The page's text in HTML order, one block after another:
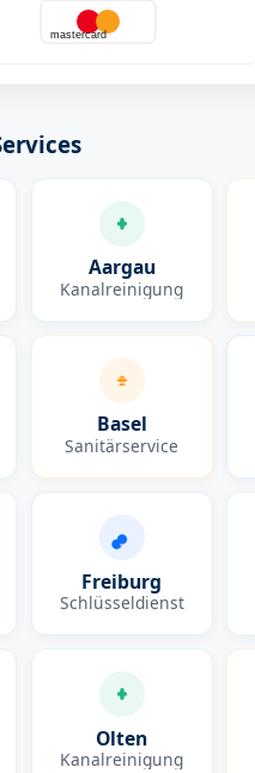
mastercard
Aargau
Kanalreinigung
Basel
Sanitärservice
Freiburg
Schlüsseldienst
Olten
Kanalreinigung